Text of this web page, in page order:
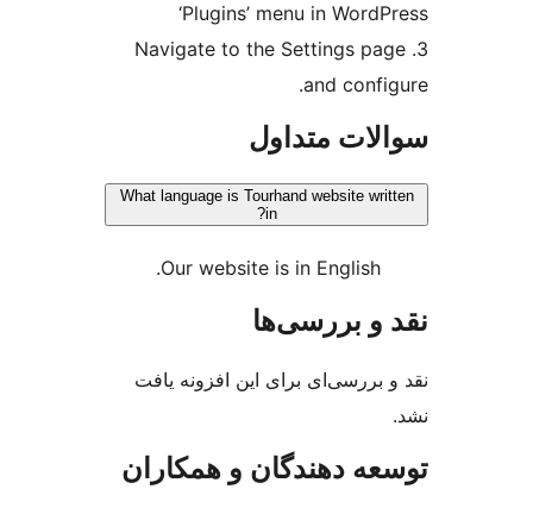
‘Plugins’ menu in
3. Navigate to the Settings
متداول
What language is Tourhand website
Our website is in English.
و بررسی‌ها
برای این افزونه یافت
دهندگان و همکاران